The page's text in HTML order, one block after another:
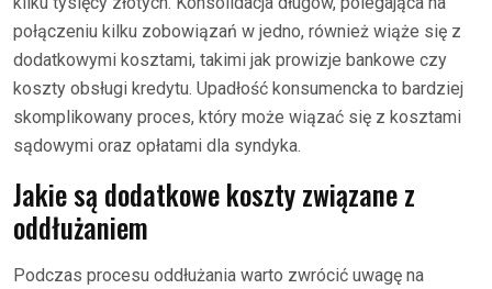
połączeniu kilku zobowiązań w jedno, również wiąże się z
dodatkowymi kosztami, takimi jak prowizje bankowe czy
koszty obsługi kredytu. Upadłość konsumencka to bardziej
skomplikowany proces, który może wiązać się z kosztami
sądowymi oraz opłatami dla syndyka.
Jakie są dodatkowe koszty związane z
oddłużaniem
Podczas procesu oddłużania warto zwrócić uwagę na